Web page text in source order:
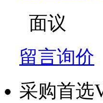
面议
留言询价
采购首选